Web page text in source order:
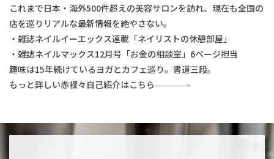
これまで日本・海外500件超えの美容サロンを訪れ、現在も全国の
店を巡りリアルな最新情報を絶やさない。
・雑誌ネイルイーエックス連載「ネイリストの休憩部屋」
・雑誌ネイルマックス12月号「お金の相談室」6ページ担当
趣味は15年続けているヨガとカフェ巡り。書道三段。
もっと詳しい赤裸々自己紹介はこちら